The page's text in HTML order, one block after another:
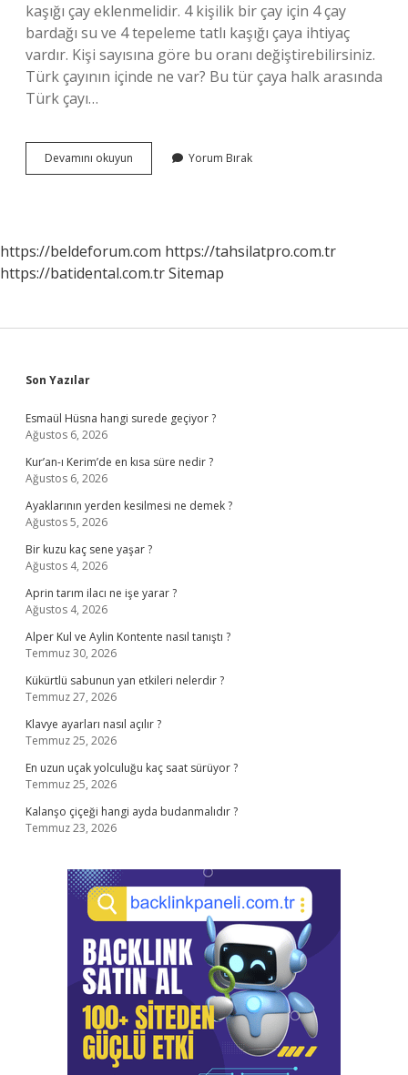
kaşığı çay eklenmelidir. 4 kişilik bir çay için 4 çay
bardağı su ve 4 tepeleme tatlı kaşığı çaya ihtiyaç
vardır. Kişi sayısına göre bu oranı değiştirebilirsiniz.
Türk çayının içinde ne var? Bu tür çaya halk arasında
Türk çayı…
Devamını okuyun
Çayı
Yorum Bırak
https://beldeforum.com https://tahsilatpro.com.tr
https://batidental.com.trSitemap
Sidebar
Son Yazılar
Esmaül Hüsna hangi surede geçiyor ?
Ağustos 6, 2026
Kur’an-ı Kerim’de en kısa süre nedir ?
Ağustos 6, 2026
Ayaklarının yerden kesilmesi ne demek ?
Ağustos 5, 2026
Bir kuzu kaç sene yaşar ?
Ağustos 4, 2026
Aprin tarım ilacı ne işe yarar ?
Ağustos 4, 2026
Alper Kul ve Aylin Kontente nasıl tanıştı ?
Temmuz 30, 2026
Kükürtlü sabunun yan etkileri nelerdir ?
Temmuz 27, 2026
Klavye ayarları nasıl açılır ?
Temmuz 25, 2026
En uzun uçak yolculuğu kaç saat sürüyor ?
Temmuz 25, 2026
Kalanşo çiçeği hangi ayda budanmalıdır ?
Temmuz 23, 2026